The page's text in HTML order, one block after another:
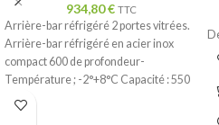
934,80€ TTC
Arrière-bar réfrigéré 2 portes vitrées.
Arrière-bar réfrigéré en acier inox
compact 600 de profondeur-
Température ; -2°+8°C Capacité : 550